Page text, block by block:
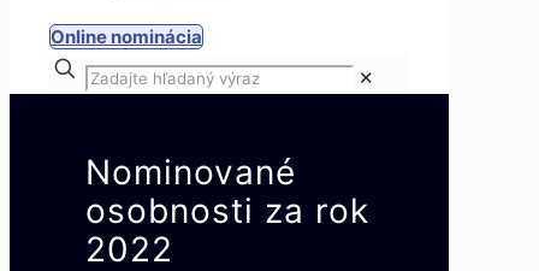
Online nominácia
✕
Nominované
osobnosti za rok
2022